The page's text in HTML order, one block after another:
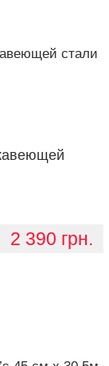
2 390 грн.